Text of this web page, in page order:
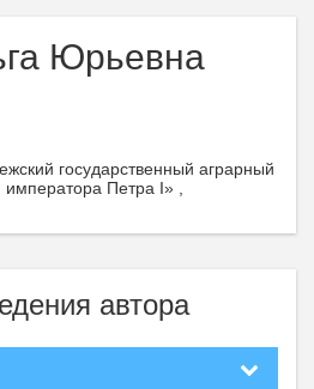
Юрьевна
государственный аграрный
Петра I» ,
автора